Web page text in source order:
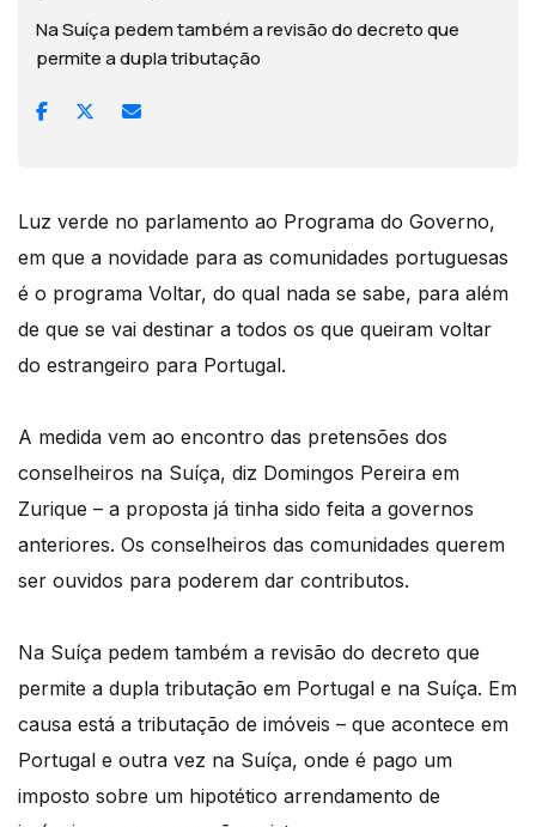
Na Suíça pedem também a revisão do decreto que
permite a dupla tributação
Luz verde no parlamento ao Programa do Governo,
em que a novidade para as comunidades portuguesas
é o programa Voltar, do qual nada se sabe, para além
de que se vai destinar a todos os que queiram voltar
do estrangeiro para Portugal.
A medida vem ao encontro das pretensões dos
conselheiros na Suíça, diz Domingos Pereira em
Zurique – a proposta já tinha sido feita a governos
anteriores. Os conselheiros das comunidades querem
ser ouvidos para poderem dar contributos.
Na Suíça pedem também a revisão do decreto que
permite a dupla tributação em Portugal e na Suíça. Em
causa está a tributação de imóveis – que acontece em
Portugal e outra vez na Suíça, onde é pago um
imposto sobre um hipotético arrendamento de